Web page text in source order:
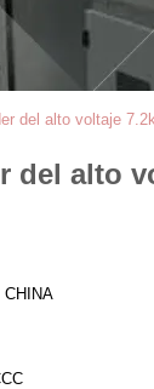
del alto voltaje
alto
CHINA